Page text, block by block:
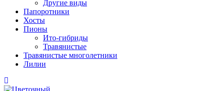
Другие виды
Папоротники
Хосты
Пионы
Ито-гибриды
Травянистые
Травянистые многолетники
Лилии